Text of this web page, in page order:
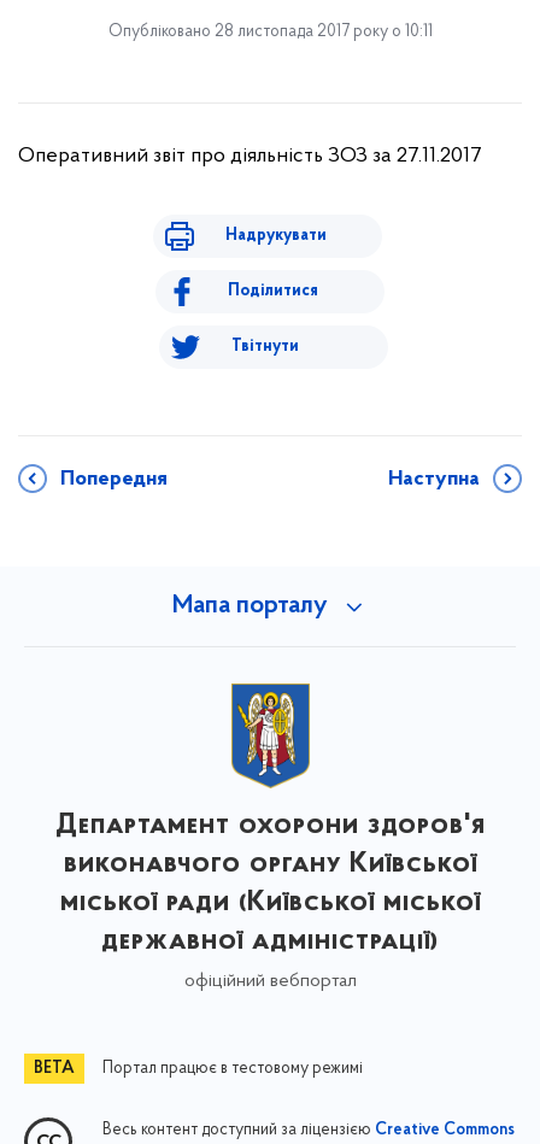
Опубліковано 28 листопада 2017 року о 10:11
Оперативний звіт про діяльність ЗОЗ за 27.11.2017
Надрукувати
Поділитися
Твітнути
Попередня Наступна
Мапа порталу
Департамент охорони здоров'я
виконавчого органу Київської
міської ради (Київської міської
державної адміністрації)
офіційний вебпортал
Портал працює в тестовому режимі
Весь контент доступний за ліцензією Creative Commons